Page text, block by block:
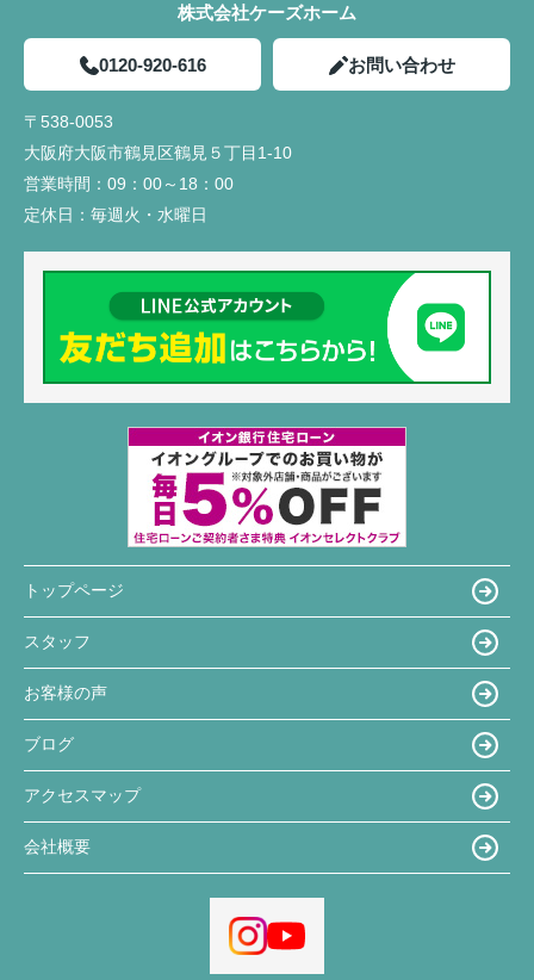
株式会社ケーズホーム
0120-920-616 お問い合わせ
〒538-0053
大阪府大阪市鶴見区鶴見５丁目1-10
営業時間： 09：00～18：00
定休日： 毎週火・水曜日
トップページ
スタッフ
お客様の声
ブログ
アクセスマップ
会社概要